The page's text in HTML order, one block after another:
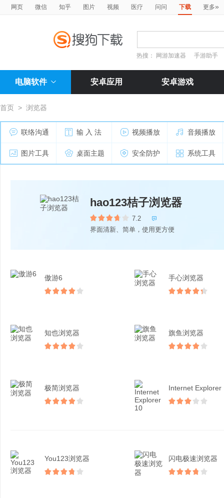
网页 微信 知乎 图片 视频 医疗 问问 下载 更多»
热搜： 网游加速器 手游助手
电脑软件 安卓应用 安卓游戏
首页 > 浏览器
联络沟通 输 入 法 视频播放 音频播放
图片工具 桌面主题 安全防护 系统工具
hao123桔子浏览器
7.2 
界面清新、简单，使用更方便
傲游6 手心浏览器
知也浏览器 旗鱼浏览器
极简浏览器 Internet Explorer
You123浏览器 闪电极速浏览器